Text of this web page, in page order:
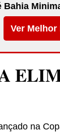
Bahia
Ver Melhor
na